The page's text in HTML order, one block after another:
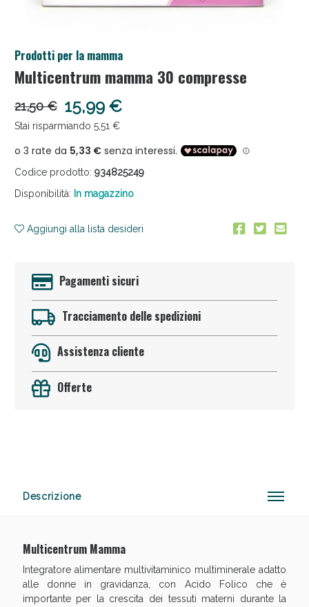
Prodotti per la mamma
Multicentrum mamma 30 compresse
21,50 € 15,99 €
Stai risparmiando 5,51 €
Codice prodotto: 934825249
Disponibilità: In magazzino
Aggiungi alla lista desideri
Pagamenti sicuri
Tracciamento delle spedizioni
Assistenza cliente
Offerte
Descrizione
Multicentrum Mamma
Integratore alimentare multivitaminico multiminerale adatto
alle donne in gravidanza, con Acido Folico che è
importante per la crescita dei tessuti materni durante la
Anticellulite e Fanghi: Sconto fino al 40% valido
Anticellulite e Fanghi: Sconto fino al 40% valido
oggi!
Sconto fino al 55% disponibile oggi!